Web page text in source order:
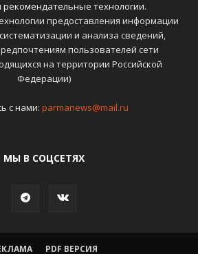
рекомендательные технологии.
предоставления информации
и анализа сведений,
пользователей сети
на территории Российской
Федерации)
с нами: parmanews@mail.ru
МЫ В СОЦСЕТЯХ
PDF ВЕРСИЯ